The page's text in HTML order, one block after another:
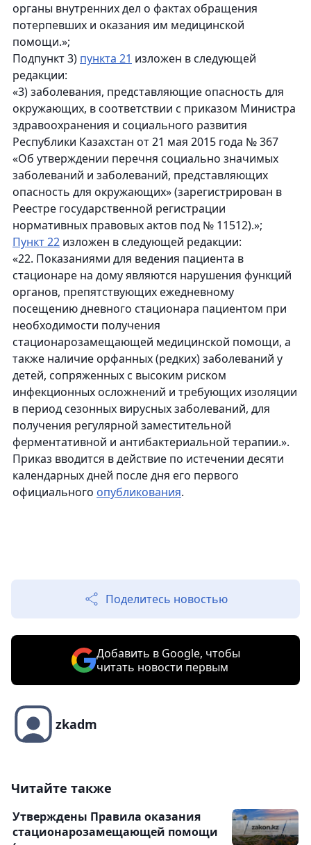
органы внутренних дел о фактах обращения
потерпевших и оказания им медицинской
помощи.»;
Подпункт 3) пункта 21 изложен в следующей
редакции:
«3) заболевания, представляющие опасность для
окружающих, в соответствии с приказом Министра
здравоохранения и социального развития
Республики Казахстан от 21 мая 2015 года № 367
«Об утверждении перечня социально значимых
заболеваний и заболеваний, представляющих
опасность для окружающих» (зарегистрирован в
Реестре государственной регистрации
нормативных правовых актов под № 11512).»;
Пункт 22 изложен в следующей редакции:
«22. Показаниями для ведения пациента в
стационаре на дому являются нарушения функций
органов, препятствующих ежедневному
посещению дневного стационара пациентом при
необходимости получения
стационарозамещающей медицинской помощи, а
также наличие орфанных (редких) заболеваний у
детей, сопряженных с высоким риском
инфекционных осложнений и требующих изоляции
в период сезонных вирусных заболеваний, для
получения регулярной заместительной
ферментативной и антибактериальной терапии.».
Приказ вводится в действие по истечении десяти
календарных дней после дня его первого
официального опубликования.
Поделитесь новостью
Добавить в Google, чтобы
читать новости первым
zkadm
Читайте также
Утверждены Правила оказания
стационарозамещающей помощи